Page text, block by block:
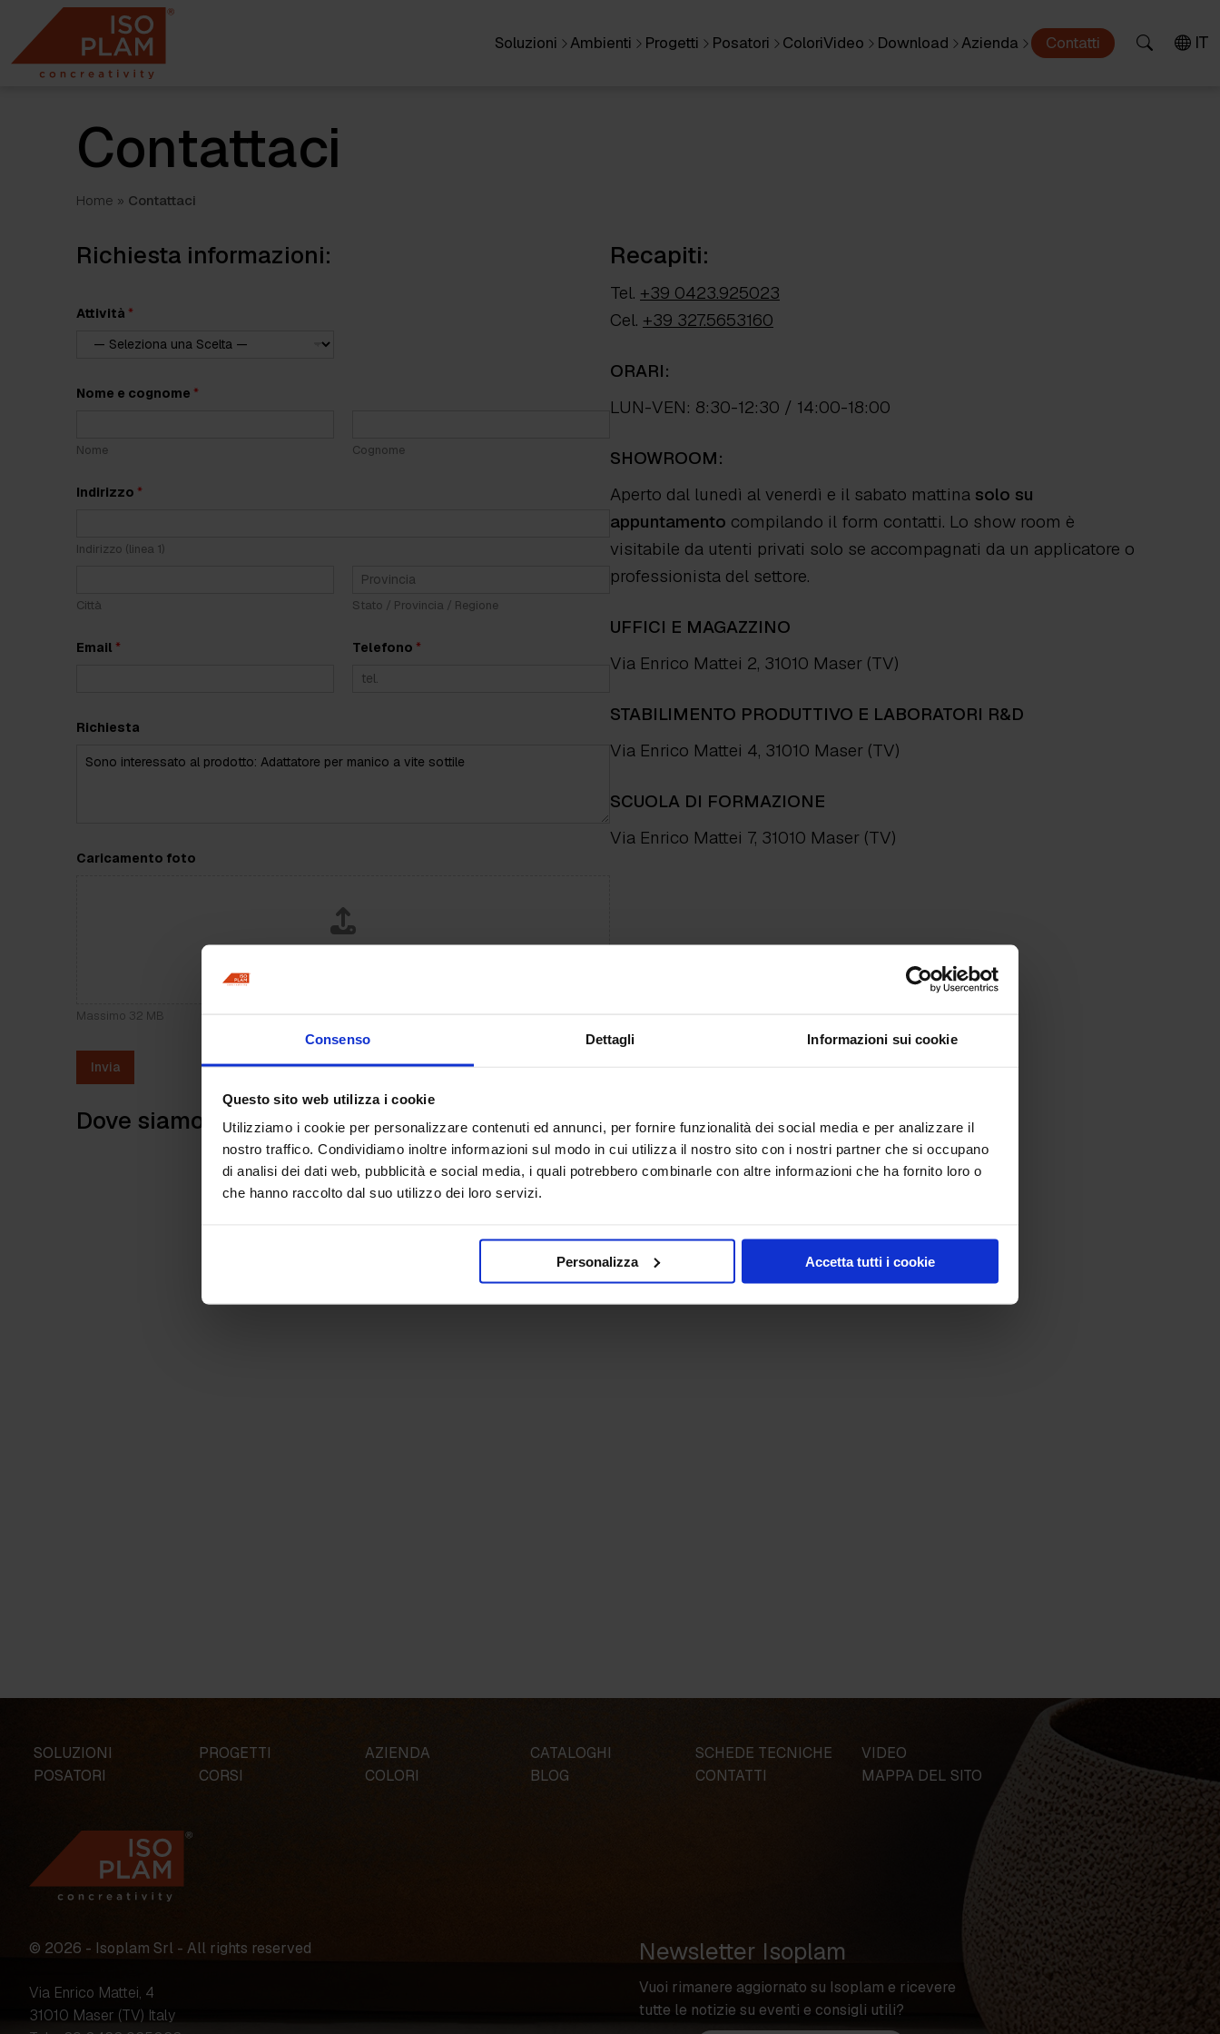
Consenso Dettagli Informazioni sui cookie
Questo sito web utilizza i cookie
Utilizziamo i cookie per personalizzare contenuti ed annunci, per fornire funzionalità dei social media e per analizzare il
nostro traffico. Condividiamo inoltre informazioni sul modo in cui utilizza il nostro sito con i nostri partner che si occupano
di analisi dei dati web, pubblicità e social media, i quali potrebbero combinarle con altre informazioni che ha fornito loro o
che hanno raccolto dal suo utilizzo dei loro servizi.
Personalizza Accetta tutti i cookie
content
Soluzioni Ambienti Progetti Posatori ColoriVideo Download Azienda Contatti IT
Contattaci
Home » Contattaci
Richiesta informazioni:
Attività *
P
e
t
a
Nome e cognome *
Nome Cognome
Indirizzo *
Indirizzo (linea 1)
Città Stato / Provincia / Regione
Email * Telefono *
Richiesta
Caricamento foto
Massimo 32 MB
Invia
Recapiti:
Tel. +39 0423.925023
Cel. +39 327.5653160
ORARI:
LUN-VEN: 8:30-12:30 / 14:00-18:00
SHOWROOM:
Aperto dal lunedì al venerdì e il sabato mattina solo su
appuntamento compilando il form contatti. Lo show room è
visitabile da utenti privati solo se accompagnati da un applicatore o
professionista del settore.
UFFICI E MAGAZZINO
Via Enrico Mattei 2, 31010 Maser (TV)
STABILIMENTO PRODUTTIVO E LABORATORI R&D
Via Enrico Mattei 4, 31010 Maser (TV)
SCUOLA DI FORMAZIONE
Via Enrico Mattei 7, 31010 Maser (TV)
Dove siamo:
SOLUZIONI PROGETTI AZIENDA CATALOGHI SCHEDE TECNICHE
VIDEO
POSATORI
CORSI COLORI BLOG CONTATTI MAPPA DEL SITO
© 2026 - Isoplam Srl - All rights reserved
Via Enrico Mattei, 4
31010 Maser (TV) Italy
Newsletter Isoplam
Vuoi rimanere aggiornato su Isoplam e ricevere
tutte le notizie su eventi e consigli utili?